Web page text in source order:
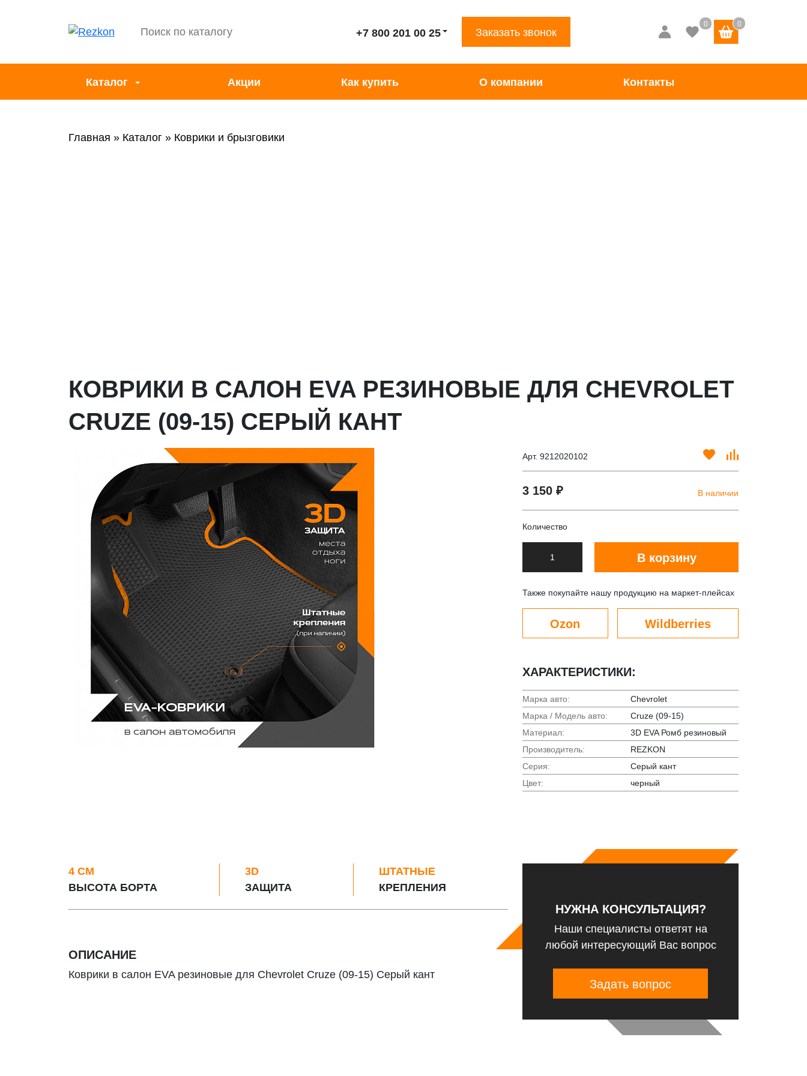
+7 800 201 00 25 Заказать звонок
Каталог Акции Как купить О компании Контакты
Главная Каталог Коврики и брызговики
КОВРИКИ В САЛОН EVA РЕЗИНОВЫЕ ДЛЯ CHEVROLET
CRUZE (09-15) СЕРЫЙ КАНТ
Арт. 9212020102
3 150 ₽ В наличии
Количество
В корзину
Также покупайте нашу продукцию на маркет-плейсах
Ozon Wildberries
ХАРАКТЕРИСТИКИ:
Марка авто:
Chevrolet
Марка / Модель авто:
Cruze (09-15)
Материал:
3D EVA Ромб резиновый
Производитель:
REZKON
Серия:
Серый кант
Цвет:
черный
4 СМ
ВЫСОТА БОРТА
3D
ЗАЩИТА
ШТАТНЫЕ
КРЕПЛЕНИЯ
ОПИСАНИЕ
Коврики в салон EVA резиновые для Chevrolet Cruze (09-15) Серый кант
НУЖНА КОНСУЛЬТАЦИЯ?
Наши специалисты ответят на
любой интересующий Вас вопрос
Задать вопрос